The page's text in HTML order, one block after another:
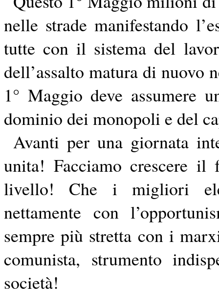
nelle strade manifestando
tutte con il sistema del
dell’assalto matura di nuovo
1° Maggio deve assumere
dominio dei monopoli e del
Avanti per una giornata
unita! Facciamo crescere il
livello! Che i migliori
nettamente con
sempre più stretta con i
comunista, strumento
società!